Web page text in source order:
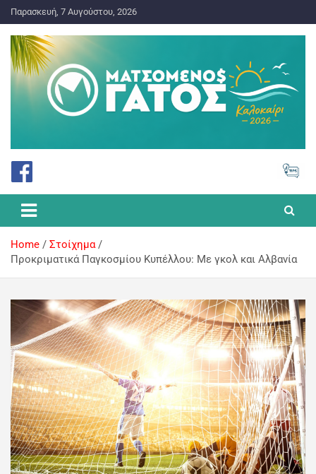
Παρασκευή, 7 Αυγούστου, 2026
Ματσωμένος Γάτος – Όλα για
το Στοίχημα
Home
Στοίχημα
Προκριματικά Παγκοσμίου Κυπέλλου: Με γκολ και Αλβανία